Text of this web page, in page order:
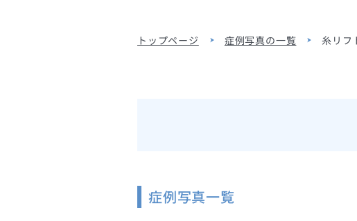
トップページ 症例写真の一覧 糸リフ
症例写真一覧